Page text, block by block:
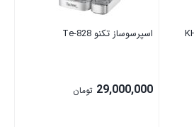
اسپرسوساز تکنو Te‑828
29,000,000 تومان